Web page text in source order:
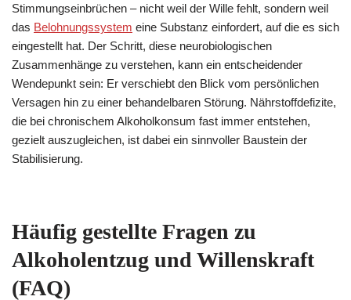
Stimmungseinbrüchen – nicht weil der Wille fehlt, sondern weil
das Belohnungssystem eine Substanz einfordert, auf die es sich
eingestellt hat. Der Schritt, diese neurobiologischen
Zusammenhänge zu verstehen, kann ein entscheidender
Wendepunkt sein: Er verschiebt den Blick vom persönlichen
Versagen hin zu einer behandelbaren Störung. Nährstoffdefizite,
die bei chronischem Alkoholkonsum fast immer entstehen,
gezielt auszugleichen, ist dabei ein sinnvoller Baustein der
Stabilisierung.
Häufig gestellte Fragen zu
Alkoholentzug und Willenskraft
(FAQ)